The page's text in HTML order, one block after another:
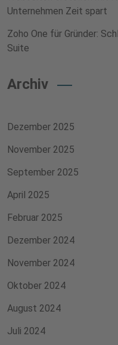
Unternehmen Zeit spart
Zoho One für Gründer:
Suite
Archiv
Dezember 2025
November 2025
September 2025
April 2025
Februar 2025
Dezember 2024
November 2024
Oktober 2024
August 2024
Juli 2024